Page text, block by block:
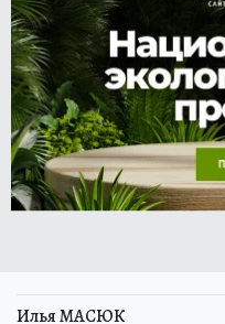
Илья МАСЮК